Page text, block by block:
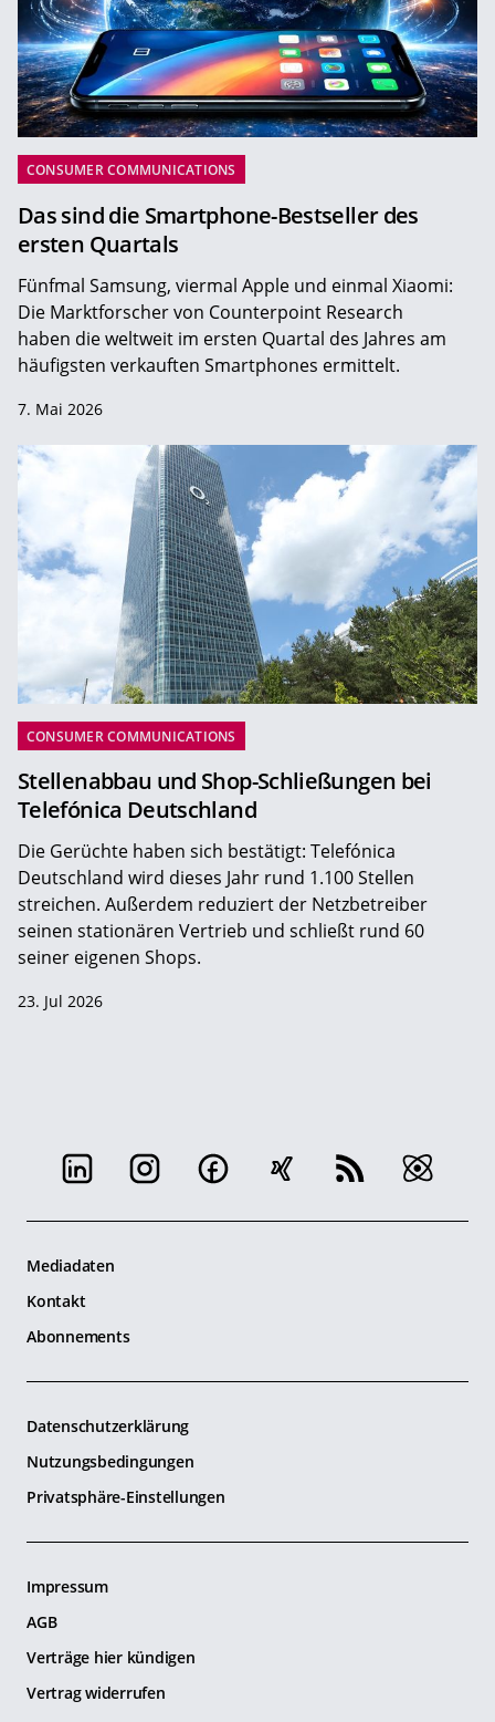
CONSUMER COMMUNICATIONS
Das sind die Smartphone-Bestseller des
ersten Quartals
Fünfmal Samsung, viermal Apple und einmal Xiaomi:
Die Marktforscher von Counterpoint Research
haben die weltweit im ersten Quartal des Jahres am
häufigsten verkauften Smartphones ermittelt.
7. Mai 2026
CONSUMER COMMUNICATIONS
Stellenabbau und Shop-Schließungen bei
Telefónica Deutschland
Die Gerüchte haben sich bestätigt: Telefónica
Deutschland wird dieses Jahr rund 1.100 Stellen
streichen. Außerdem reduziert der Netzbetreiber
seinen stationären Vertrieb und schließt rund 60
seiner eigenen Shops.
23. Jul 2026
Mediadaten
Kontakt
Abonnements
Datenschutzerklärung
Nutzungsbedingungen
Privatsphäre-Einstellungen
Impressum
AGB
Verträge hier kündigen
Vertrag widerrufen